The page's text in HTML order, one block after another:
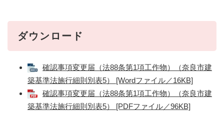
ダウンロード
確認事項変更届（法88条第1項工作物）（奈良市建
築基準法施行細則別表5） [Wordファイル／16KB]
確認事項変更届（法88条第1項工作物）（奈良市建
築基準法施行細則別表5） [PDFファイル／96KB]